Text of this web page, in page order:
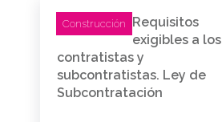
Construcción
Requisitos
exigibles a los
contratistas y
subcontratistas. Ley de
Subcontratación